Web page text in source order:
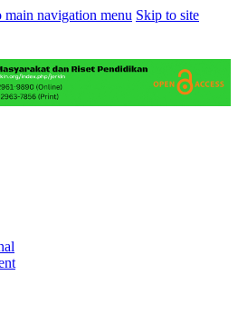
main navigation menu Skip to site